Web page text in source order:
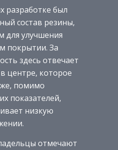
разработке был
состав резины,
для улучшения
покрытии. За
здесь отвечает
центре, которое
помимо
показателей,
низкую
отмечают